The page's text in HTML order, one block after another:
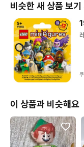
비슷한 새 상품 보기
이 상품과 비슷해요